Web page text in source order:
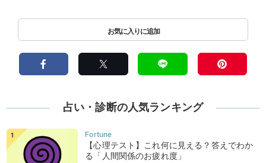
占い・診断の人気ランキング
【心理テスト】これ何に見える？答えでわか
る「人間関係のお疲れ度」